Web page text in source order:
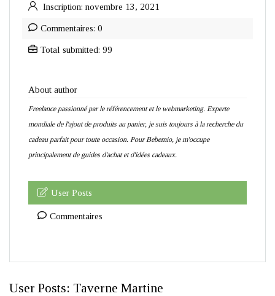
Inscription: novembre 13, 2021
Commentaires: 0
Total submitted: 99
About author
Freelance passionné par le référencement et le webmarketing. Experte
mondiale de l'ajout de produits au panier, je suis toujours à la recherche du
cadeau parfait pour toute occasion. Pour Bebemio, je m'occupe
principalement de guides d'achat et d'idées cadeaux.
User Posts
Commentaires
User Posts: Taverne Martine